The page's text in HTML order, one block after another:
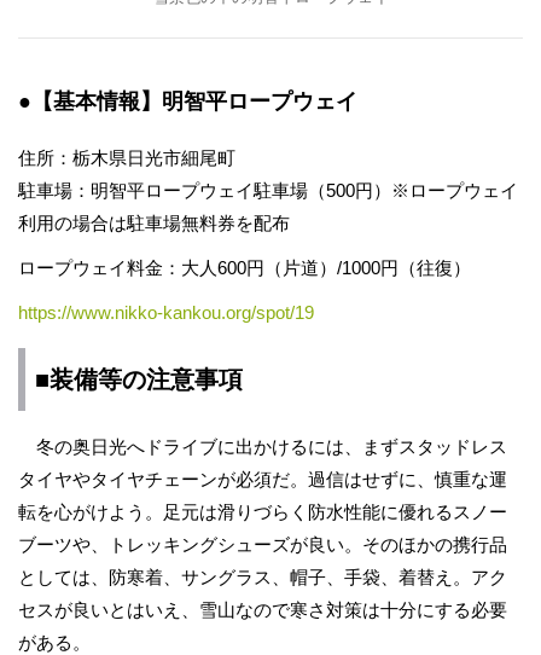
●【基本情報】明智平ロープウェイ
住所：栃木県日光市細尾町
駐車場：明智平ロープウェイ駐車場（500円）※ロープウェイ
利用の場合は駐車場無料券を配布
ロープウェイ料金：大人600円（片道）/1000円（往復）
https://www.nikko-kankou.org/spot/19
■装備等の注意事項
冬の奥日光へドライブに出かけるには、まずスタッドレス
タイヤやタイヤチェーンが必須だ。過信はせずに、慎重な運
転を心がけよう。足元は滑りづらく防水性能に優れるスノー
ブーツや、トレッキングシューズが良い。そのほかの携行品
としては、防寒着、サングラス、帽子、手袋、着替え。アク
セスが良いとはいえ、雪山なので寒さ対策は十分にする必要
がある。